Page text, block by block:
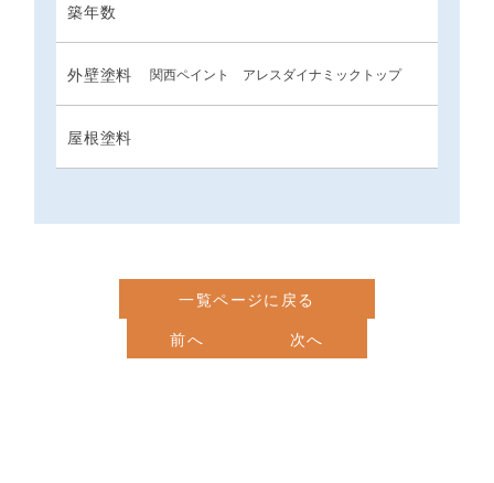
築年数
外壁塗料 関西ペイント アレスダイナミックトップ
屋根塗料
一覧ページに戻る
前へ
次へ